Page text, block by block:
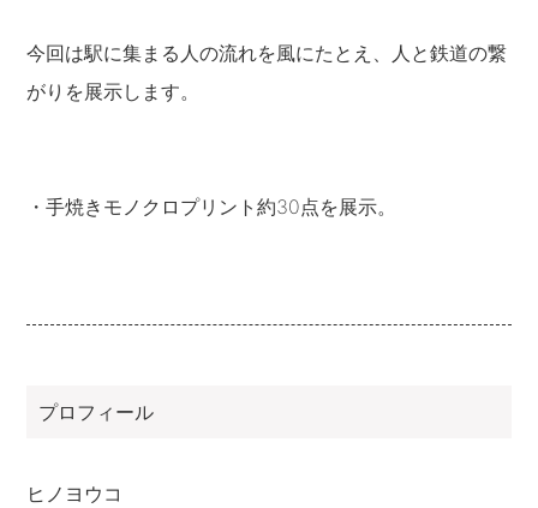
今回は駅に集まる人の流れを風にたとえ、人と鉄道の繋
がりを展示します。
・手焼きモノクロプリント約30点を展示。
プロフィール
ヒノヨウコ